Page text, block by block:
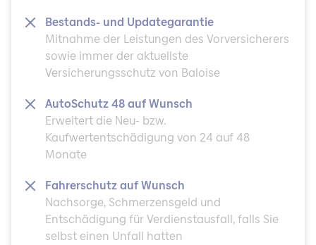
Bestands- und Updategarantie
Mitnahme der Leistungen des Vorversicherers
sowie immer der aktuellste
Versicherungsschutz von Baloise
AutoSchutz 48 auf Wunsch
Erweitert die Neu- bzw.
Kaufwertentschädigung von 24 auf 48
Monate
Fahrerschutz auf Wunsch
Nachsorge, Schmerzensgeld und
Entschädigung für Verdienstausfall, falls Sie
selbst einen Unfall hatten